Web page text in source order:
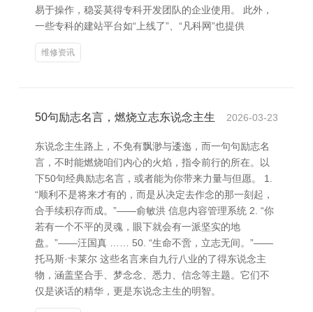
易于操作，稳妥莫得专科开发团队的企业使用。 此外，
一些专科的建站平台如“上线了”、“凡科网”也提供
维修资讯
50句励志名言，燃烧立志东说念主生 2026-03-23
东说念主生路上，不免有飘渺与逶迤，而一句句励志名
言，不时能燃烧咱们内心的火焰，指令前行的所在。以
下50句经典励志名言，或者能为你带来力量与但愿。 1.
“顺利不是将来才有的，而是从决定去作念的那一刻起，
合手续积存而成。”——俞敏洪 信息内容管理系统 2. “你
若有一个不平的灵魂，眼下就会有一派坚实的地
盘。”——汪国真 …… 50. “生命不啻，立志无间。”——
托马斯·卡莱尔 这些名言来自九行八业的了得东说念主
物，涵盖坚合手、梦念念、悉力、信念等主题。它们不
仅是谈话的精华，更是东说念主生的明智。